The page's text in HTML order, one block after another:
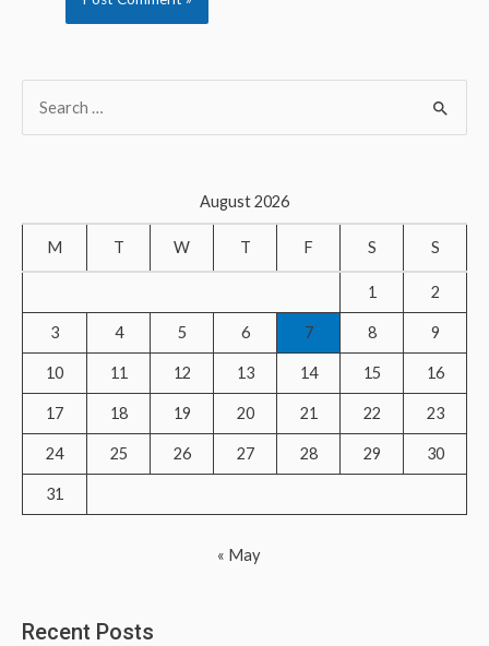
c
o
r
August 2026
M T W T F S S
1 2
3 4 5 6 7 8 9
10 11 12 13 14 15 16
17 18 19 20 21 22 23
24 25 26 27 28 29 30
31
« May
Recent Posts